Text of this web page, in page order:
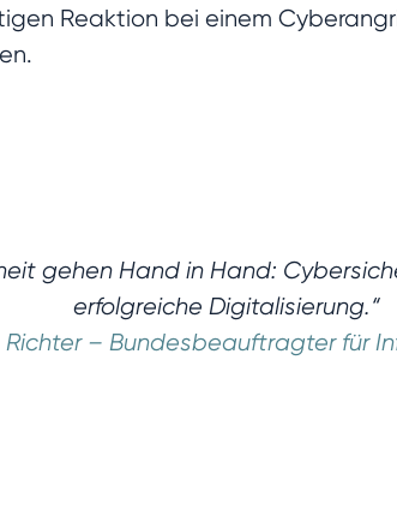
Reaktion bei einem
gehen Hand in Hand:
erfolgreiche Digitalisierung.“
Richter – Bundesbeauftragter für